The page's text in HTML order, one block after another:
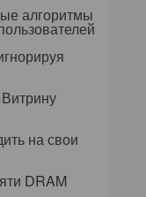
алгоритмы
на свои
DRAM